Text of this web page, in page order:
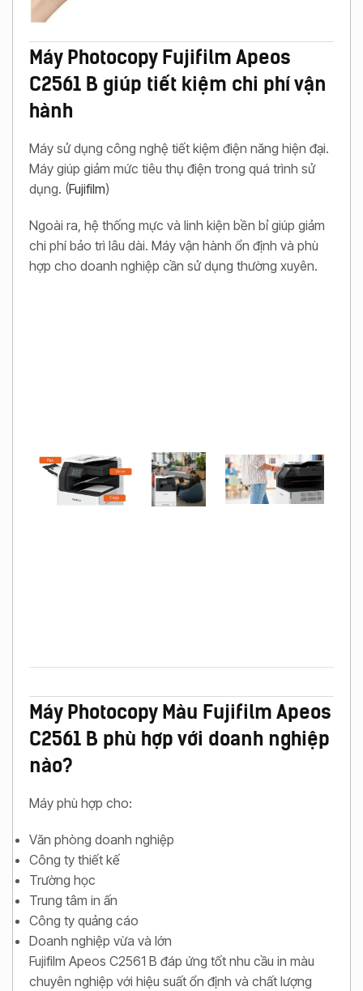
Máy Photocopy Fujifilm Apeos
C2561 B giúp tiết kiệm chi phí vận
hành
Máy sử dụng công nghệ tiết kiệm điện năng hiện đại.
Máy giúp giảm mức tiêu thụ điện trong quá trình sử
dụng. (Fujifilm)
Ngoài ra, hệ thống mực và linh kiện bền bỉ giúp giảm
chi phí bảo trì lâu dài. Máy vận hành ổn định và phù
hợp cho doanh nghiệp cần sử dụng thường xuyên.
Máy Photocopy Màu Fujifilm Apeos
C2561 B phù hợp với doanh nghiệp
nào?
Máy phù hợp cho:
Văn phòng doanh nghiệp
Công ty thiết kế
Trường học
Trung tâm in ấn
Công ty quảng cáo
Doanh nghiệp vừa và lớn
Fujifilm Apeos C2561 B đáp ứng tốt nhu cầu in màu
chuyên nghiệp với hiệu suất ổn định và chất lượng